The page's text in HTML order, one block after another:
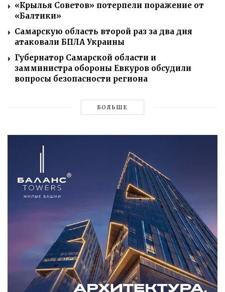
«Крылья Советов» потерпели поражение от
«Балтики»
Самарскую область второй раз за два дня
атаковали БПЛА Украины
Губернатор Самарской области и
замминистра обороны Евкуров обсудили
вопросы безопасности региона
БОЛЬШЕ